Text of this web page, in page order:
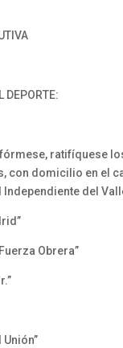
DEPORTE:
ratifíquese
con domicilio en el
Independiente del
Obrera”
Unión”